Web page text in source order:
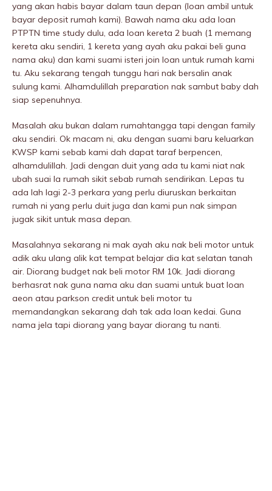
yang akan habis bayar dalam taun depan (loan ambil untuk
bayar deposit rumah kami). Bawah nama aku ada loan
PTPTN time study dulu, ada loan kereta 2 buah (1 memang
kereta aku sendiri, 1 kereta yang ayah aku pakai beli guna
nama aku) dan kami suami isteri join loan untuk rumah kami
tu. Aku sekarang tengah tunggu hari nak bersalin anak
sulung kami. Alhamdulillah preparation nak sambut baby dah
siap sepenuhnya.
Masalah aku bukan dalam rumahtangga tapi dengan family
aku sendiri. Ok macam ni, aku dengan suami baru keluarkan
KWSP kami sebab kami dah dapat taraf berpencen,
alhamdulillah. Jadi dengan duit yang ada tu kami niat nak
ubah suai la rumah sikit sebab rumah sendirikan. Lepas tu
ada lah lagi 2-3 perkara yang perlu diuruskan berkaitan
rumah ni yang perlu duit juga dan kami pun nak simpan
jugak sikit untuk masa depan.
Masalahnya sekarang ni mak ayah aku nak beli motor untuk
adik aku ulang alik kat tempat belajar dia kat selatan tanah
air. Diorang budget nak beli motor RM 10k. Jadi diorang
berhasrat nak guna nama aku dan suami untuk buat loan
aeon atau parkson credit untuk beli motor tu
memandangkan sekarang dah tak ada loan kedai. Guna
nama jela tapi diorang yang bayar diorang tu nanti.